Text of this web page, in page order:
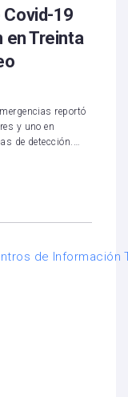
19
en Treinta
reportó
y uno en
de detección.…